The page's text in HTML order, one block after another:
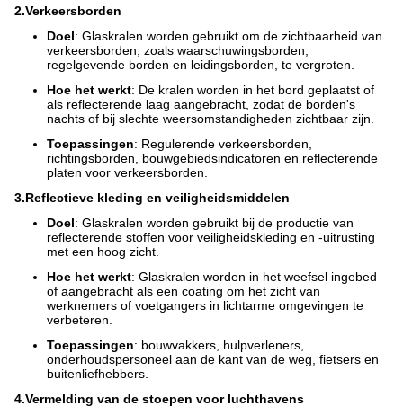
2.Verkeersborden
Doel: Glaskralen worden gebruikt om de zichtbaarheid van
verkeersborden, zoals waarschuwingsborden,
regelgevende borden en leidingsborden, te vergroten.
Hoe het werkt: De kralen worden in het bord geplaatst of
als reflecterende laag aangebracht, zodat de borden's
nachts of bij slechte weersomstandigheden zichtbaar zijn.
Toepassingen: Regulerende verkeersborden,
richtingsborden, bouwgebiedsindicatoren en reflecterende
platen voor verkeersborden.
3.Reflectieve kleding en veiligheidsmiddelen
Doel: Glaskralen worden gebruikt bij de productie van
reflecterende stoffen voor veiligheidskleding en -uitrusting
met een hoog zicht.
Hoe het werkt: Glaskralen worden in het weefsel ingebed
of aangebracht als een coating om het zicht van
werknemers of voetgangers in lichtarme omgevingen te
verbeteren.
Toepassingen: bouwvakkers, hulpverleners,
onderhoudspersoneel aan de kant van de weg, fietsers en
buitenliefhebbers.
4.Vermelding van de stoepen voor luchthavens